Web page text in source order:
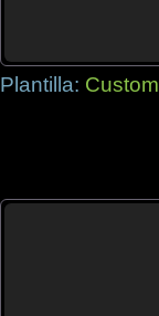
Plantilla: Custom